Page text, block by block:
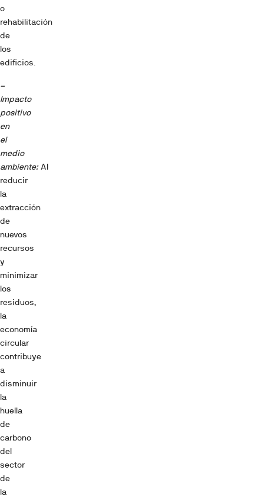
o
rehabilitación
de
los
edificios.
–
Impacto
positivo
en
el
medio
ambiente:Al
reducir
la
extracción
de
nuevos
recursos
y
minimizar
los
residuos,
la
economía
circular
contribuye
a
disminuir
la
huella
de
carbono
del
sector
de
la